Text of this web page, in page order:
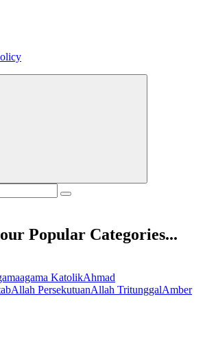
Popular Categories...
agama KatolikAhmad
Allah PersekutuanAllah TritunggalAmber